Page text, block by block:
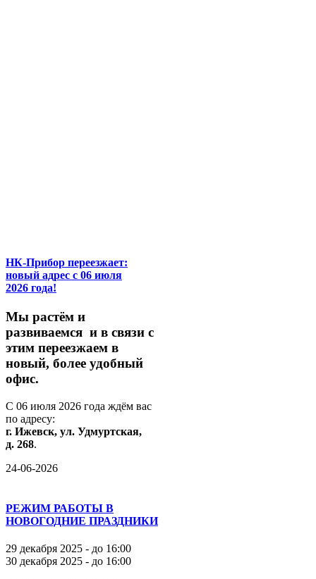
НК-Прибор переезжает:
новый адрес с 06 июля
2026 года!
Мы растём и
развиваемся и в связи с
этим переезжаем в
новый, более удобный
офис.
С 06 июля 2026 года ждём вас
по адресу:
г. Ижевск, ул. Удмуртская,
д. 268.
24-06-2026
РЕЖИМ РАБОТЫ В
НОВОГОДНИЕ ПРАЗДНИКИ
29 декабря 2025 - до 16:00
30 декабря 2025 - до 16:00